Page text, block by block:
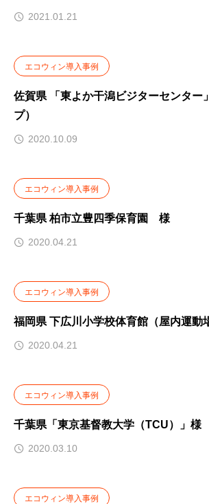
2021.01.21
エコウィン導入事例
佐賀県 「東よか干潟ビジターセンター
プ）
2020.10.09
エコウィン導入事例
千葉県 柏市立豊四季保育園 様
2020.04.21
エコウィン導入事例
福岡県 下広川小学校体育館（屋内運動
2020.04.21
エコウィン導入事例
千葉県「東京基督教大学（TCU）」様
2020.03.10
エコウィン導入事例